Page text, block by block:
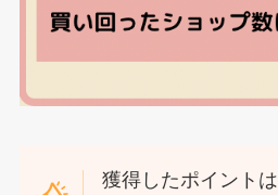
獲得したポイントは